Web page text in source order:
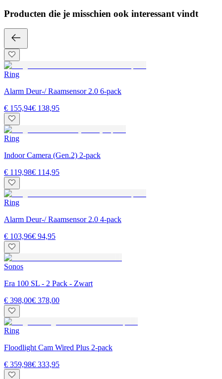
Producten die je misschien ook interessant vindt
Ring
Alarm Deur-/ Raamsensor 2.0 6-pack
€ 155,94€ 138,95
Ring
Indoor Camera (Gen.2) 2-pack
€ 119,98€ 114,95
Ring
Alarm Deur-/ Raamsensor 2.0 4-pack
€ 103,96€ 94,95
Sonos
Era 100 SL - 2 Pack - Zwart
€ 398,00€ 378,00
Ring
Floodlight Cam Wired Plus 2-pack
€ 359,98€ 333,95